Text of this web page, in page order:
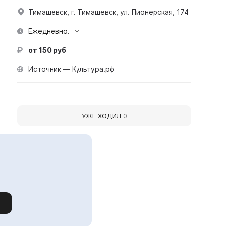
Тимашевск, г. Тимашевск, ул. Пионерская, 174
Ежедневно.
от 150 руб
Источник — Культура.рф
УЖЕ ХОДИЛ 0